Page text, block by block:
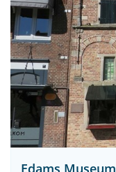
Edams Museum